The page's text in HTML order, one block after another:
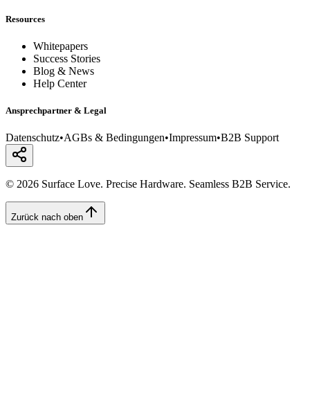
Resources
Whitepapers
Success Stories
Blog & News
Help Center
Ansprechpartner & Legal
Datenschutz•AGBs & Bedingungen•Impressum•B2B Support
© 2026 Surface Love. Precise Hardware. Seamless B2B Service.
Zurück nach oben